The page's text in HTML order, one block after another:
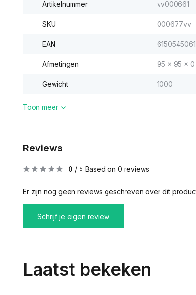
Artikelnummer vv000661
SKU 000677vv
EAN
Afmetingen 95 x 95 x 0
Gewicht 1000
Toon meer
Reviews
0 / 5 Based on 0 reviews
Er zijn nog geen reviews geschreven over dit
Schrijf je eigen review
Laatst bekeken